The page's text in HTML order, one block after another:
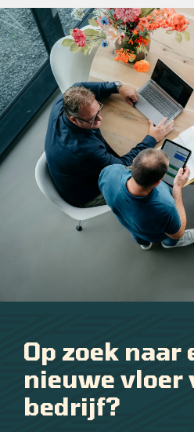
Op zoek naar
nieuwe vloer
bedrijf?